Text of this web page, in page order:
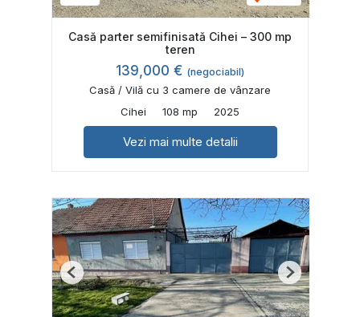
Casă parter semifinisatǎ Cihei – 300 mp
teren
139,000 € (negociabil)
Casă / Vilă cu 3 camere de vânzare
Cihei
108 mp 2025
Vezi mai multe detalii
Previous Next